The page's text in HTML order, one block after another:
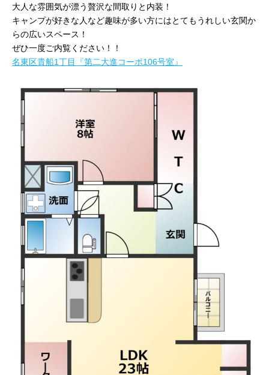
大人な雰囲気が漂う贅沢な間取りと内装！
キャンプが好きな人など趣味が多い方にはとてもうれしい玄関か
らの広いスペース！
ぜひ一度ご内覧ください！！
名東区貴船1丁目『第二大進コーポ106号室』